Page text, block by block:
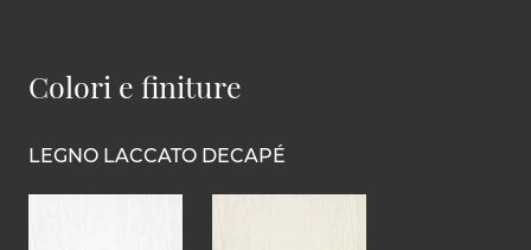
Colori e finiture
LEGNO LACCATO DECAPÉ